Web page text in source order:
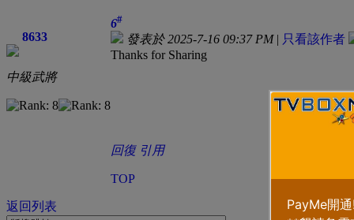
8633
中級武將
6#
發表於 2025-7-16 09:37 PM| 只看該作者
Thanks for Sharing
回復 引用
TOP
返回列表